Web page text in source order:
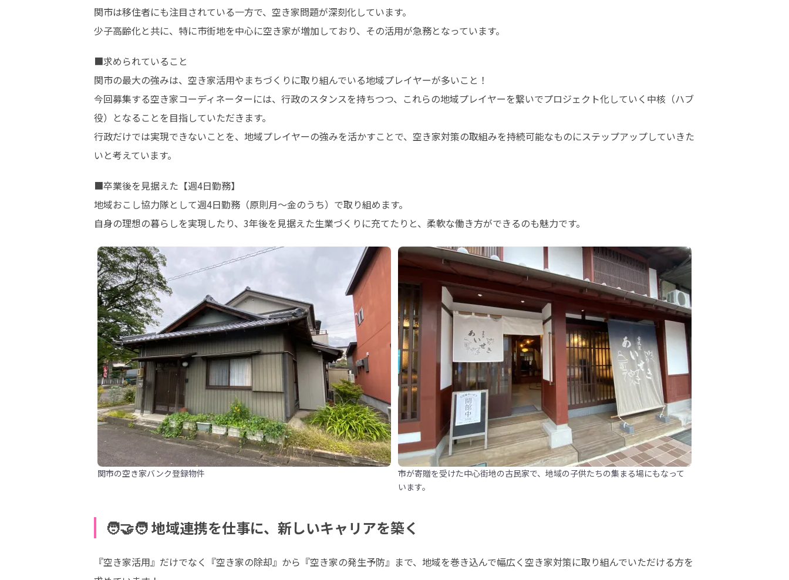
関市は移住者にも注目されている一方で、空き家問題が深刻化しています。
少子高齢化と共に、特に市街地を中心に空き家が増加しており、その活用が急務となっています。
■求められていること
関市の最大の強みは、空き家活用やまちづくりに取り組んでいる地域プレイヤーが多いこと！
今回募集する空き家コーディネーターには、行政のスタンスを持ちつつ、これらの地域プレイヤーを繋いでプロジェクト化していく中核（ハブ
役）となることを目指していただきます。
行政だけでは実現できないことを、地域プレイヤーの強みを活かすことで、空き家対策の取組みを持続可能なものにステップアップしていきた
いと考えています。
■卒業後を見据えた【週4日勤務】
地域おこし協力隊として週4日勤務（原則月～金のうち）で取り組めます。
自身の理想の暮らしを実現したり、3年後を見据えた生業づくりに充てたりと、柔軟な働き方ができるのも魅力です。
関市の空き家バンク登録物件
市が寄贈を受けた中心街地の古民家で、地域の子供たちの集まる場にもなって
います。
🧑‍🤝‍🧑 地域連携を仕事に、新しいキャリアを築く
『空き家活用』だけでなく『空き家の除却』から『空き家の発生予防』まで、地域を巻き込んで幅広く空き家対策に取り組んでいただける方を